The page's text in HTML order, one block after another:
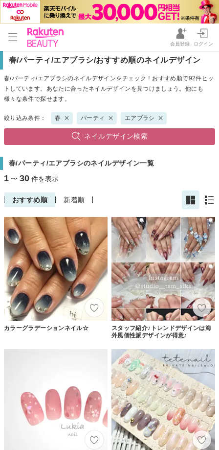
会員登録 ログイン
春/パーティ/エアブラシ/おすすめ順のネイルデザイン
春/パーティ/エアブラシのネイルデザインをチェック！おすすめ順で92件ヒッ
トしています。あなたに合ったネイルデザインを見つけましょう。他にも
様々な条件で探せます。
絞り込み条件： 春 パーティ エアブラシ
ネイルデザイン検索
春/パーティ/エアブラシのネイルデザイン一覧
1 〜 30 件を表示
おすすめ順 新着順
カラーグラデーションネイル☆
スタッフ紹介♪トレンドデザインは海
外風個性派デザインが得意♪